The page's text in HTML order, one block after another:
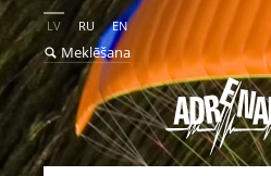
LV RU EN
Meklēšana